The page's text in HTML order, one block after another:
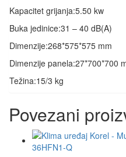
Kapacitet grijanja:5.50 kw
Buka jedinice:31 – 40 dB(A)
Dimenzije:268*575*575 mm
Dimenzije panela:27*700*700
Težina:15/3 kg
Povezani